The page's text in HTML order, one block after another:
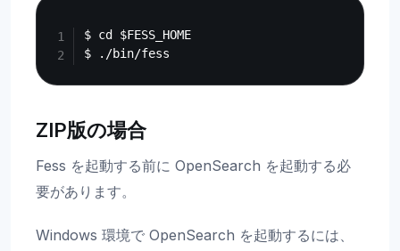
$ cd $FESS_HOME
ZIP版の場合
Fess を起動する前に OpenSearch を起動する必
要があります。
Windows 環境で OpenSearch を起動するには、